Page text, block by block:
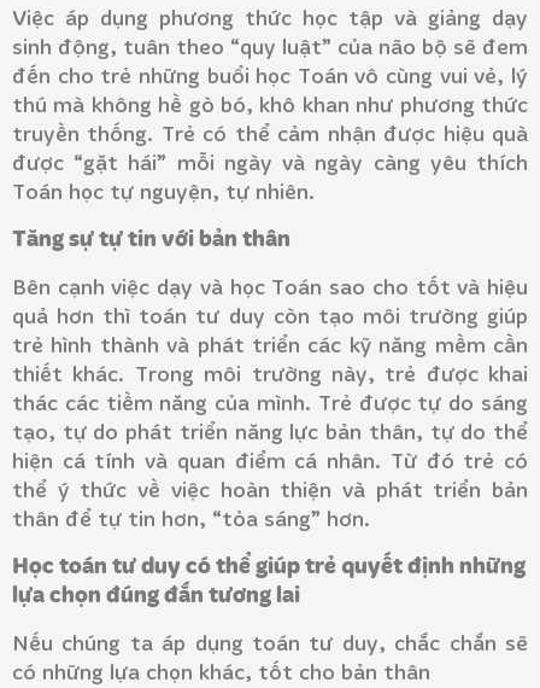
Việc áp dụng phương thức học tập và giảng dạy
sinh động, tuân theo “quy luật” của não bộ sẽ đem
đến cho trẻ những buổi học Toán vô cùng vui vẻ, lý
thú mà không hề gò bó, khô khan như phương thức
truyền thống. Trẻ có thể cảm nhận được hiệu quà
được “gặt hái” mỗi ngày và ngày càng yêu thích
Toán học tự nguyện, tự nhiên.
Tăng sự tự tin với bản thân
Bên cạnh việc dạy và học Toán sao cho tốt và hiệu
quả hơn thì toán tư duy còn tạo môi trường giúp
trẻ hình thành và phát triển các kỹ năng mềm cần
thiết khác. Trong môi trường này, trẻ được khai
thác các tiềm năng của mình. Trẻ được tự do sáng
tạo, tự do phát triển năng lực bản thân, tự do thể
hiện cá tính và quan điểm cá nhân. Từ đó trẻ có
thể ý thức về việc hoàn thiện và phát triển bản
thân để tự tin hơn, “tỏa sáng” hơn.
Học toán tư duy có thể giúp trẻ quyết định những
lựa chọn đúng đắn tương lai
Nếu chúng ta áp dụng toán tư duy, chắc chắn sẽ
có những lựa chọn khác, tốt cho bản thân